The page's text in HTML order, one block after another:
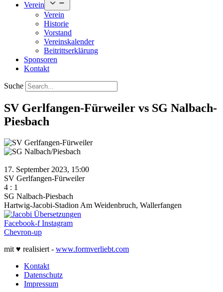
Verein
menu
Verein
Historie
Vorstand
Vereinskalender
Beitrittserklärung
Sponsoren
Kontakt
Suche
SV Gerlfangen-Fürweiler vs SG Nalbach-
Piesbach
17. September 2023, 15:00
SV Gerlfangen-Fürweiler
4 : 1
SG Nalbach-Piesbach
Hartwig-Jacobi-Stadion Am Weidenbruch, Wallerfangen
Facebook-f Instagram
Chevron-up
mit ♥ realisiert - www.formverliebt.com
Kontakt
Datenschutz
Impressum